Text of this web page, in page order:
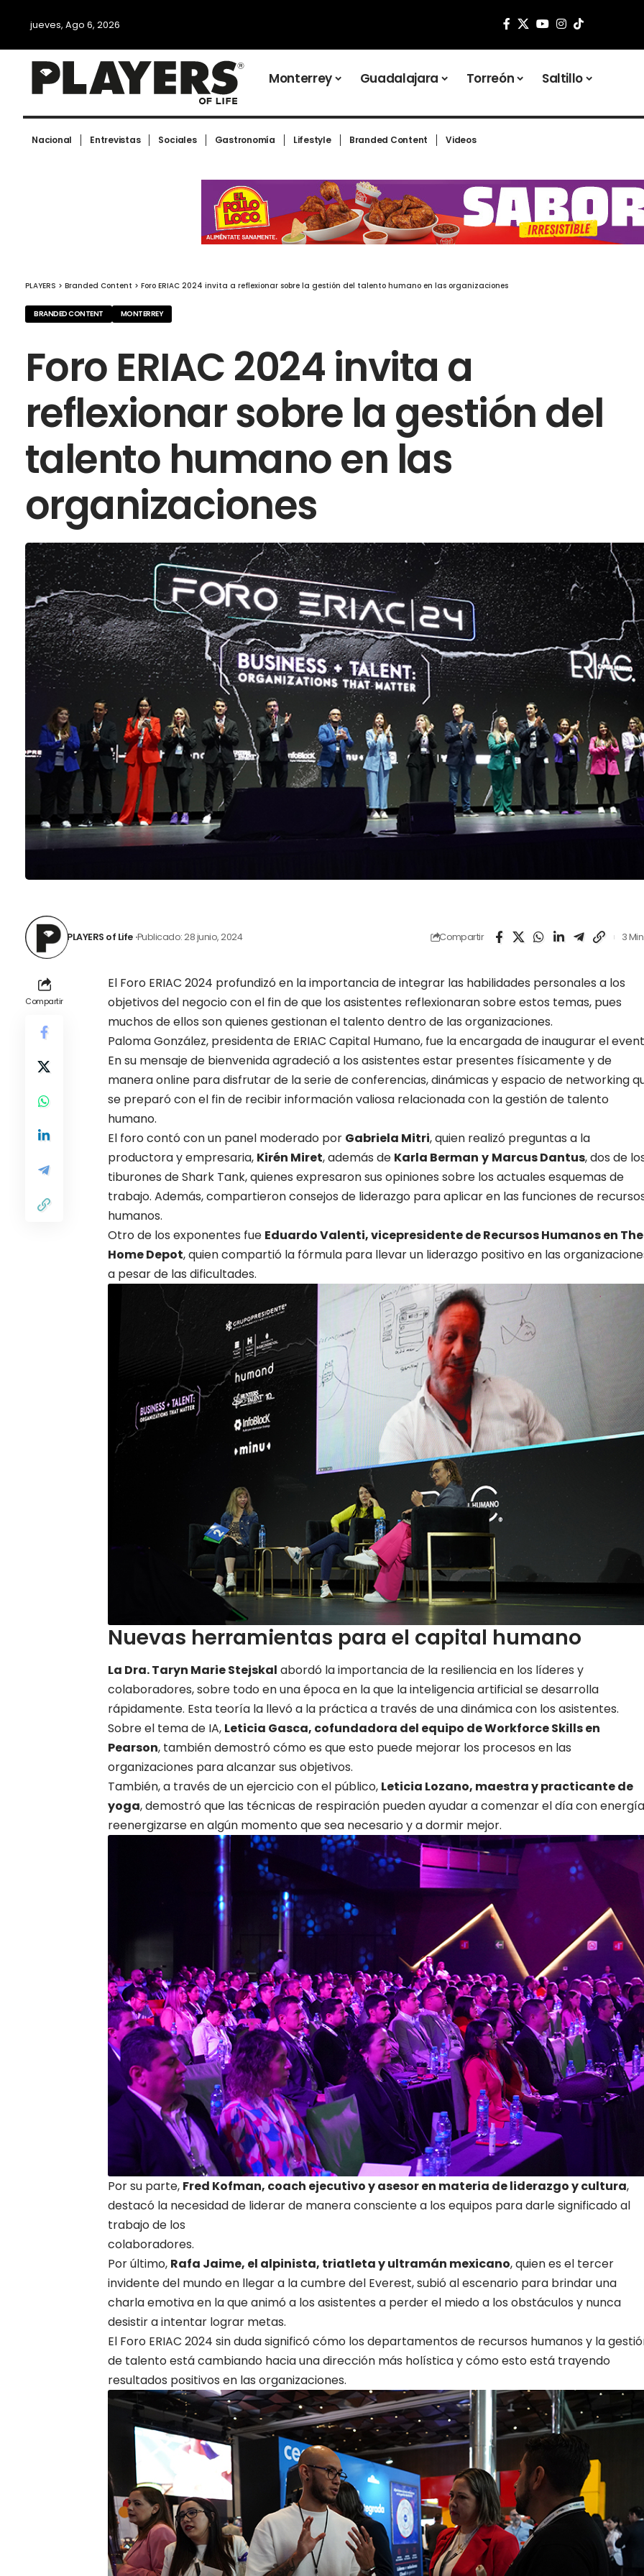
jueves, Ago 6, 2026
Monterrey Guadalajara Torreón Saltillo
Nacional Entrevistas Sociales Gastronomía Lifestyle Branded Content Videos
PLAYERS > Branded Content > Foro ERIAC 2024 invita a reflexionar sobre la gestión del talento humano en las organizaciones
BRANDED CONTENT MONTERREY
Foro ERIAC 2024 invita a
reflexionar sobre la gestión del
talento humano en las
organizaciones
PLAYERS of Life Publicado: 28 junio, 2024 Compartir 3
Compartir
El Foro ERIAC 2024 profundizó en la importancia de integrar las habilidades personales a los
objetivos del negocio con el fin de que los asistentes reflexionaran sobre estos temas, pues
muchos de ellos son quienes gestionan el talento dentro de las organizaciones.
Paloma González, presidenta de ERIAC Capital Humano, fue la encargada de inaugurar el
En su mensaje de bienvenida agradeció a los asistentes estar presentes físicamente y de
manera online para disfrutar de la serie de conferencias, dinámicas y espacio de networking
se preparó con el fin de recibir información valiosa relacionada con la gestión de talento
humano.
El foro contó con un panel moderado por Gabriela Mitri, quien realizó preguntas a la
productora y empresaria, Kirén Miret, además de Karla Berman y Marcus Dantus, dos de
tiburones de Shark Tank, quienes expresaron sus opiniones sobre los actuales esquemas de
trabajo. Además, compartieron consejos de liderazgo para aplicar en las funciones de
humanos.
Otro de los exponentes fue Eduardo Valenti, vicepresidente de Recursos Humanos en The
Home Depot, quien compartió la fórmula para llevar un liderazgo positivo en las
a pesar de las dificultades.
Nuevas herramientas para el capital humano
La Dra. Taryn Marie Stejskal abordó la importancia de la resiliencia en los líderes y
colaboradores, sobre todo en una época en la que la inteligencia artificial se desarrolla
rápidamente. Esta teoría la llevó a la práctica a través de una dinámica con los asistentes.
Sobre el tema de IA, Leticia Gasca, cofundadora del equipo de Workforce Skills en
Pearson, también demostró cómo es que esto puede mejorar los procesos en las
organizaciones para alcanzar sus objetivos.
También, a través de un ejercicio con el público, Leticia Lozano, maestra y practicante de
yoga, demostró que las técnicas de respiración pueden ayudar a comenzar el día con
reenergizarse en algún momento que sea necesario y a dormir mejor.
Por su parte, Fred Kofman, coach ejecutivo y asesor en materia de liderazgo y cultura,
destacó la necesidad de liderar de manera consciente a los equipos para darle significado al
trabajo de los
colaboradores.
Por último, Rafa Jaime, el alpinista, triatleta y ultramán mexicano, quien es el tercer
invidente del mundo en llegar a la cumbre del Everest, subió al escenario para brindar una
charla emotiva en la que animó a los asistentes a perder el miedo a los obstáculos y nunca
desistir a intentar lograr metas.
El Foro ERIAC 2024 sin duda significó cómo los departamentos de recursos humanos y la
de talento está cambiando hacia una dirección más holística y cómo esto está trayendo
resultados positivos en las organizaciones.